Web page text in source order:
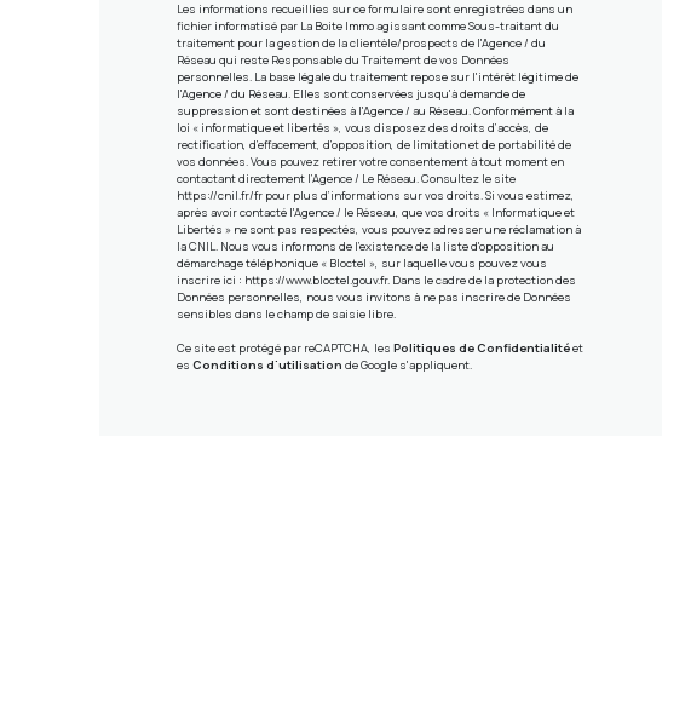
Les informations recueillies sur ce formulaire sont enregistrées dans un
fichier informatisé par La Boite Immo agissant comme Sous-traitant du
traitement pour la gestion de la clientèle/prospects de l'Agence / du
Réseau qui reste Responsable du Traitement de vos Données
personnelles. La base légale du traitement repose sur l'intérêt légitime de
l'Agence / du Réseau. Elles sont conservées jusqu'à demande de
suppression et sont destinées à l'Agence / au Réseau. Conformément à la
loi « informatique et libertés », vous disposez des droits d’accès, de
rectification, d’effacement, d’opposition, de limitation et de portabilité de
vos données. Vous pouvez retirer votre consentement à tout moment en
contactant directement l’Agence / Le Réseau. Consultez le site
https://cnil.fr/frpour plus d’informations sur vos droits. Si vous estimez,
après avoir contacté l'Agence / le Réseau, que vos droits « Informatique et
Libertés » ne sont pas respectés, vous pouvez adresser une réclamation à
la CNIL. Nous vous informons de l’existence de la liste d'opposition au
démarchage téléphonique « Bloctel », sur laquelle vous pouvez vous
inscrire ici : https://www.bloctel.gouv.fr. Dans le cadre de la protection des
Données personnelles, nous vous invitons à ne pas inscrire de Données
sensibles dans le champ de saisie libre.
Ce site est protégé par reCAPTCHA, les Politiques de Confidentialitéet
es Conditions d'utilisation de Google s'appliquent.